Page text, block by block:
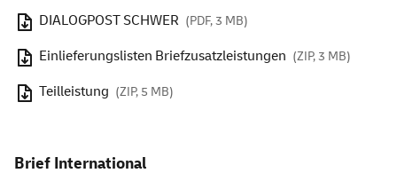
DIALOGPOST SCHWER (PDF, 3 MB)
Einlieferungslisten Briefzusatzleistungen (ZIP, 3 MB)
Teilleistung (ZIP, 5 MB)
Brief International